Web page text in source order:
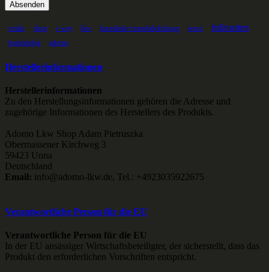
Absenden
stralis shop s way lkw kunstleder tunnelabdeckung iveco fußmatten
bodenbelag adomo
Herstellerinformationen
Herstellerinformationen
Zu den Herstellungsinformationen gehören die Adresse und
zugehörige Informationen des Herstellers des Produkts.
Adomo Lkw Shop Adam Pietruszka
Obermassener Kirchweg 3
59423 Unna
Deutschland
Email: info@adomo-lkw.de, Tel.: +4923035922675
Verantwortliche Person für die EU
Verantwortliche Person für die EU
In der EU ansässiger Wirtschaftsbeteiligter, der sicherstellt, dass das
Produkt den erforderlichen Vorschriften entspricht.